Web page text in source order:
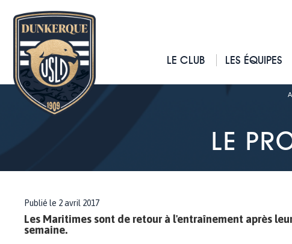
LE CLUB LES ÉQUIPES
LE
Publié le 2 avril 2017
Les Maritimes sont de retour à l'entraînement après
semaine.